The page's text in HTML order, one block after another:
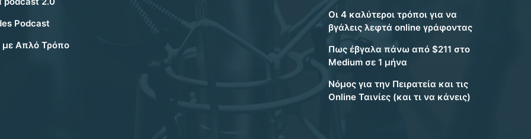
Podcast
με Απλό Τρόπο
Οι 4 καλύτεροι τρόποι για να
βγάλεις λεφτά online γράφοντας
Πως έβγαλα πάνω από $211 στο
Medium σε 1 μήνα
Νόμος για την Πειρατεία και τις
Online Ταινίες (και τι να κάνεις)